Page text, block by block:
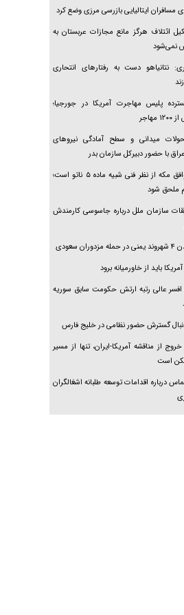
مسافران ایتالیایی بازرسی مرزی وضع کرد
ائتلاف هرگز مانع مجازات عربستان به
نمی‌شود
نتانیاهو دست به رفتار‌های انتحاری
پلیس مهاجرت آمریکا در جورجیا؛
میدانی و سطح آمادگی نیرو‌های
با حضور دبیرکل سازمان بدر
فیدان: توافق مکه از نظر فنی شبیه ماده ۵ ناتو است؛
ملحق شود
سازمان ملل درباره جاسوسی کارمندش
سعودی
باید از خاورمیانه برود
افسر عالی رتبه ارتش حکومت سابق سوریه
گسترش حضور نظامی در خلیج فارس
خروج از مناقشه آمریکا-ایران، تنها از مسیر
است
درباره اقدامات توسعه طلبانه اشغالگران